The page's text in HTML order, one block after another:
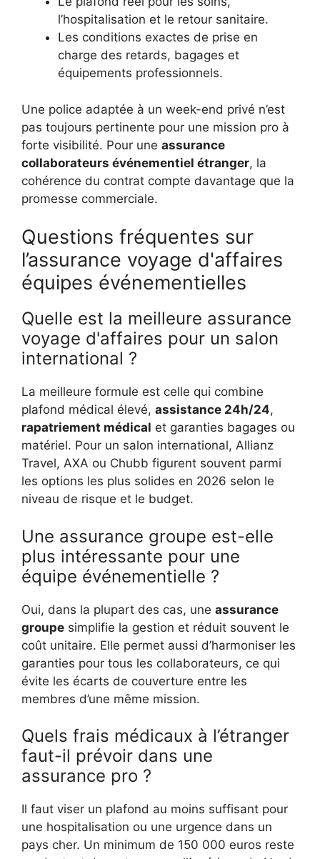
l’hospitalisation et le retour sanitaire.
Les conditions exactes de prise en
charge des retards, bagages et
équipements professionnels.
Une police adaptée à un week-end privé n’est
pas toujours pertinente pour une mission pro à
forte visibilité. Pour une assurance
collaborateurs événementiel étranger, la
cohérence du contrat compte davantage que la
promesse commerciale.
Questions fréquentes sur
l’assurance voyage d'affaires
équipes événementielles
Quelle est la meilleure assurance
voyage d'affaires pour un salon
international ?
La meilleure formule est celle qui combine
plafond médical élevé, assistance 24h/24,
rapatriement médical et garanties bagages ou
matériel. Pour un salon international, Allianz
Travel, AXA ou Chubb figurent souvent parmi
les options les plus solides en 2026 selon le
niveau de risque et le budget.
Une assurance groupe est-elle
plus intéressante pour une
équipe événementielle ?
Oui, dans la plupart des cas, une assurance
groupe simplifie la gestion et réduit souvent le
coût unitaire. Elle permet aussi d’harmoniser les
garanties pour tous les collaborateurs, ce qui
évite les écarts de couverture entre les
membres d’une même mission.
Quels frais médicaux à l’étranger
faut-il prévoir dans une
assurance pro ?
Il faut viser un plafond au moins suffisant pour
une hospitalisation ou une urgence dans un
pays cher. Un minimum de 150 000 euros reste